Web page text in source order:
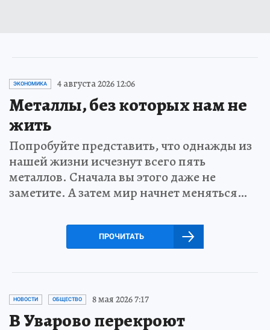
ЭКОНОМИКА 4 августа 2026 12:06
Металлы, без которых нам не
жить
Попробуйте представить, что однажды из
нашей жизни исчезнут всего пять
металлов. Сначала вы этого даже не
заметите. А затем мир начнет меняться…
ПРОЧИТАТЬ
НОВОСТИ ОБЩЕСТВО 8 мая 2026 7:17
В Уварово перекроют